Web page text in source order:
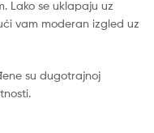
Lako se uklapaju uz
vam moderan izgled uz
su dugotrajnoj